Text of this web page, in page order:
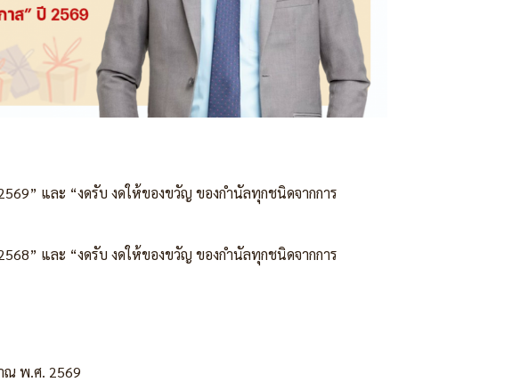
และ “งดรับ งดให้ของขวัญ ของกำนัลทุกชนิดจากการ
และ “งดรับ งดให้ของขวัญ ของกำนัลทุกชนิดจากการ
ณ พ.ศ. 2569